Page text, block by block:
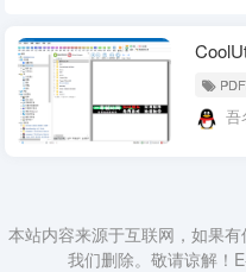
吾
本站内容来源于互联网，如果
我们删除。敬请谅解！